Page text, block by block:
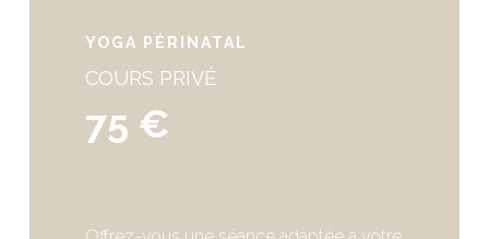
YOGA PÉRINATAL
COURS PRIVÉ
75 €